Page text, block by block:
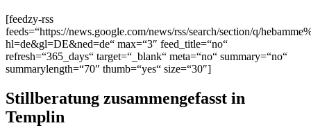
[feedzy-rss
feeds=“https://news.google.com/news/rss/search/section/q/
hl=de&gl=DE&ned=de“ max=“3″ feed_title=“no“
refresh=“365_days“ target=“_blank“ meta=“no“ summary=“no“
summarylength=“70″ thumb=“yes“ size=“30″]
Stillberatung zusammengefasst in
Templin